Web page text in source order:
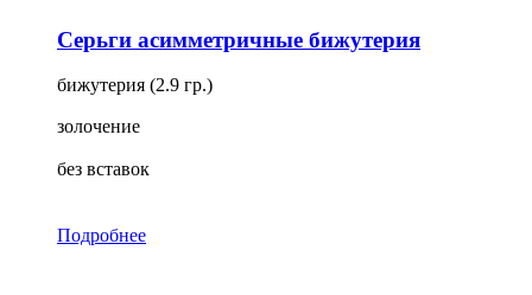
Серьги асимметричные бижутерия
бижутерия (2.9 гр.)
золочение
без вставок
Подробнее